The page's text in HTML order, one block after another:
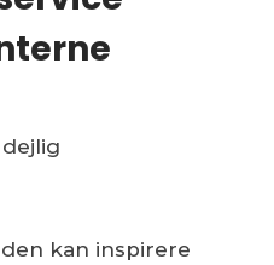
kan inspirere